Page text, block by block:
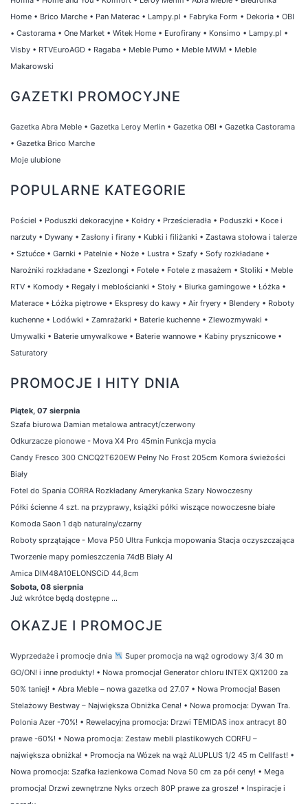
Home • Brico Marche • Pan Materac • Lampy.pl • Fabryka Form • Dekoria • OBI
• Castorama • One Market • Witek Home • Eurofirany • Konsimo • Lampy.pl •
Visby • RTVEuroAGD • Ragaba • Meble Pumo • Meble MWM • Meble
Makarowski
GAZETKI PROMOCYJNE
Gazetka Abra Meble • Gazetka Leroy Merlin • Gazetka OBI • Gazetka Castorama
• Gazetka Brico Marche
Moje ulubione
POPULARNE KATEGORIE
Pościel • Poduszki dekoracyjne • Kołdry • Prześcieradła • Poduszki • Koce i
narzuty • Dywany • Zasłony i firany • Kubki i filiżanki • Zastawa stołowa i talerze
• Sztućce • Garnki • Patelnie • Noże • Lustra • Szafy • Sofy rozkładane •
Narożniki rozkładane • Szezlongi • Fotele • Fotele z masażem • Stoliki • Meble
RTV • Komody • Regały i meblościanki • Stoły • Biurka gamingowe • Łóżka •
Materace • Łóżka piętrowe • Ekspresy do kawy • Air fryery • Blendery • Roboty
kuchenne • Lodówki • Zamrażarki • Baterie kuchenne • Zlewozmywaki •
Umywalki • Baterie umywalkowe • Baterie wannowe • Kabiny prysznicowe •
Saturatory
PROMOCJE I HITY DNIA
Piątek, 07 sierpnia
Szafa biurowa Damian metalowa antracyt/czerwony
Odkurzacze pionowe - Mova X4 Pro 45min Funkcja mycia
Candy Fresco 300 CNCQ2T620EW Pełny No Frost 205cm Komora świeżości
Biały
Fotel do Spania CORRA Rozkładany Amerykanka Szary Nowoczesny
Półki ścienne 4 szt. na przyprawy, książki półki wiszące nowoczesne białe
Komoda Saon 1 dąb naturalny/czarny
Roboty sprzątające - Mova P50 Ultra Funkcja mopowania Stacja oczyszczająca
Tworzenie mapy pomieszczenia 74dB Biały AI
Amica DIM48A10ELONSCiD 44,8cm
Sobota, 08 sierpnia
Już wkrótce będą dostępne ...
OKAZJE I PROMOCJE
Wyprzedaże i promocje dnia
Super promocja na wąż ogrodowy 3/4 30 m
GO/ON! i inne produkty! • Nowa promocja! Generator chloru INTEX QX1200 za
50% taniej! • Abra Meble – nowa gazetka od 27.07 • Nowa Promocja! Basen
Stelażowy Bestway – Największa Obniżka Cena! • Nowa promocja: Dywan Tra.
Polonia Azer -70%! • Rewelacyjna promocja: Drzwi TEMIDAS inox antracyt 80
prawe -60%! • Nowa promocja: Zestaw mebli plastikowych CORFU –
największa obniżka! • Promocja na Wózek na wąż ALUPLUS 1/2 45 m Cellfast! •
Nowa promocja: Szafka łazienkowa Comad Nova 50 cm za pół ceny! • Mega
promocja! Drzwi zewnętrzne Nyks orzech 80P prawe za grosze! • Inspiracje i